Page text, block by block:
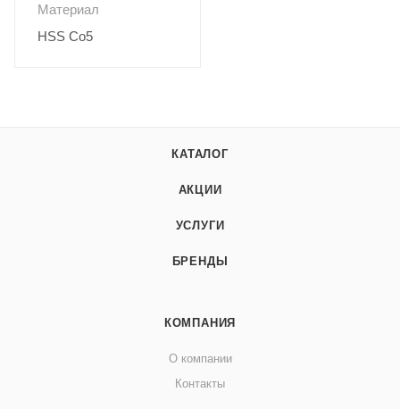
Материал
HSS Co5
КАТАЛОГ
АКЦИИ
УСЛУГИ
БРЕНДЫ
КОМПАНИЯ
О компании
Контакты